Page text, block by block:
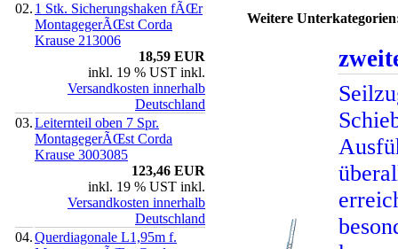
02. 1 Stk. Sicherungshaken fÃŒr
MontagegerÃŒst Corda
Krause 213006
18,59 EUR
inkl. 19 % UST inkl.
Versandkosten innerhalb
Deutschland
03.Leiternteil oben 7 Spr.
MontagegerÃŒst Corda
Krause 3003085
123,46 EUR
inkl. 19 % UST inkl.
Versandkosten innerhalb
Deutschland
04.Querdiagonale L1,95m f.
Weitere